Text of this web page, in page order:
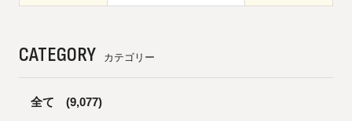
CATEGORY カテゴリー
全て (9,077)